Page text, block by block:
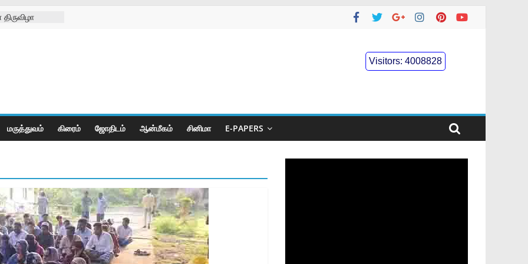
போட்டிகள்
Visitors:4008828
மருத்துவம் கிரைம் ஜோ‌திட‌ம் ஆன்மீகம் சினிமா E-PAPERS